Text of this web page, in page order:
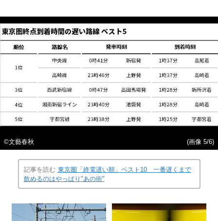
©文藝春秋 (画像 5/6)
記事を読む 東京圏「終電遅い順」ベスト10 一番遅くまで
飲めるのはやっぱり"あの街"